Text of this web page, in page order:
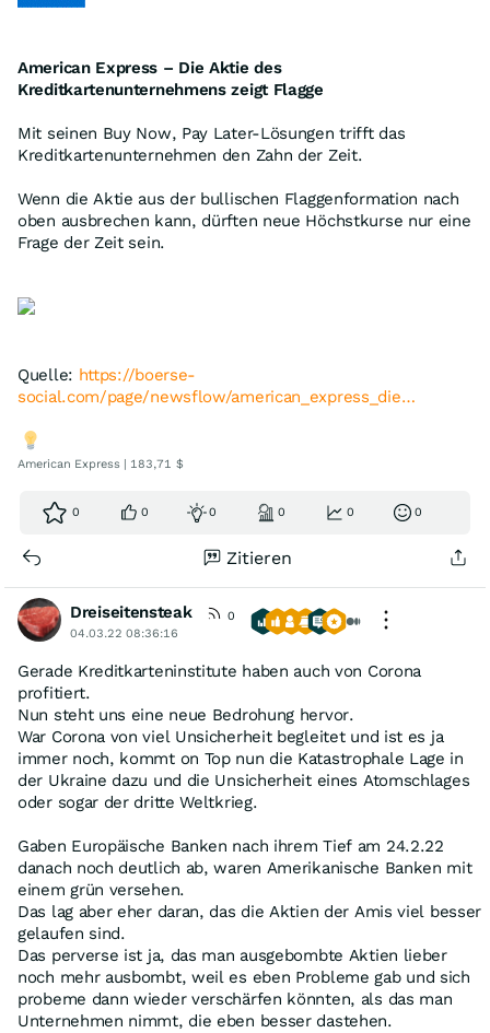
American Express – Die Aktie des
Kreditkartenunternehmens zeigt Flagge
Mit seinen Buy Now, Pay Later-Lösungen trifft das
Kreditkartenunternehmen den Zahn der Zeit.
Wenn die Aktie aus der bullischen Flaggenformation nach
oben ausbrechen kann, dürften neue Höchstkurse nur eine
Frage der Zeit sein.
Quelle: https://boerse-
social.com/page/newsflow/american_express_die…
American Express | 183,71 $
0 0 0 0 0 0
Zitieren
Dreiseitensteak
0
04.03.22 08:36:16
Gerade Kreditkarteninstitute haben auch von Corona
profitiert.
Nun steht uns eine neue Bedrohung hervor.
War Corona von viel Unsicherheit begleitet und ist es ja
immer noch, kommt on Top nun die Katastrophale Lage in
der Ukraine dazu und die Unsicherheit eines Atomschlages
oder sogar der dritte Weltkrieg.
Gaben Europäische Banken nach ihrem Tief am 24.2.22
danach noch deutlich ab, waren Amerikanische Banken mit
einem grün versehen.
Das lag aber eher daran, das die Aktien der Amis viel besser
gelaufen sind.
Das perverse ist ja, das man ausgebombte Aktien lieber
noch mehr ausbombt, weil es eben Probleme gab und sich
probeme dann wieder verschärfen könnten, als das man
Unternehmen nimmt, die eben besser dastehen.